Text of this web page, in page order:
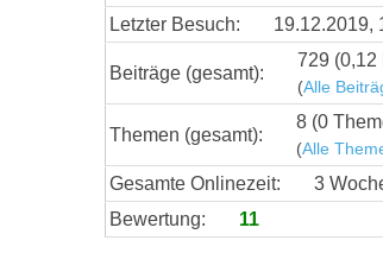
Letzter Besuch:
19.12.2019,
Beiträge (gesamt):
729 (0,12
(Alle
Themen (gesamt):
8 (0
(Alle
Gesamte Onlinezeit:
3
Bewertung:
11